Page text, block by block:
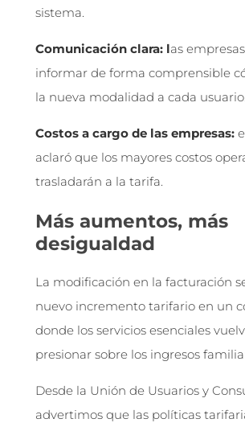
sistema.
Comunicación clara: las
informar de forma comprensible
la nueva modalidad a cada usuario.
Costos a cargo de las empresas:
aclaró que los mayores costos
trasladarán a la tarifa.
Más aumentos, más
desigualdad
La modificación en la facturación
nuevo incremento tarifario en un
donde los servicios esenciales
presionar sobre los ingresos
Desde la Unión de Usuarios y
advertimos que las políticas